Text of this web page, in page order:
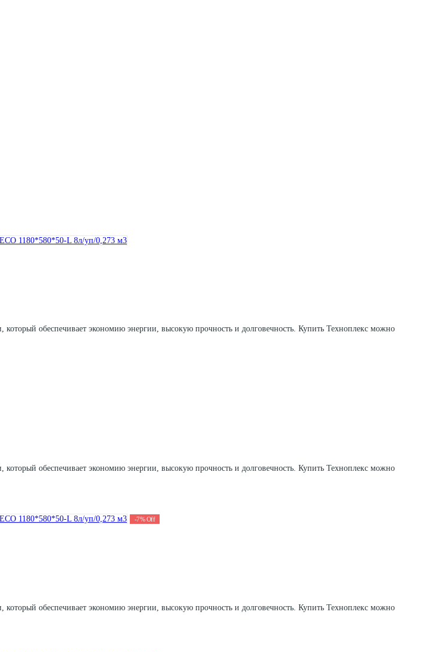
обеспечивает экономию энергии, высокую прочность и долговечность. Купить Техноплекс можно
обеспечивает экономию энергии, высокую прочность и долговечность. Купить Техноплекс можно
-7% Off
обеспечивает экономию энергии, высокую прочность и долговечность. Купить Техноплекс можно